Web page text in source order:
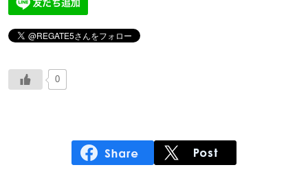
0